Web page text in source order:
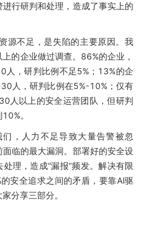
行研判和处理，造成了事实上的
源不足，是失陷的主要原因。我
的企业做过调查。86%的企业，
人，研判比例不足5%；13%的企
人，研判比例在5%-10%；仅有
人以上的安全运营团队，但研判
。
，人力不足导致大量告警被忽
临的最大漏洞。部署好的安全设
理，造成“漏报”频发。解决有限
安全追求之间的矛盾，要靠AI驱
分享三部分。